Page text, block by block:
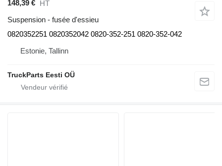
148,39 € HT
Suspension - fusée d'essieu
0820352251 0820352042 0820-352-251 0820-352-042
Estonie, Tallinn
TruckParts Eesti OÜ